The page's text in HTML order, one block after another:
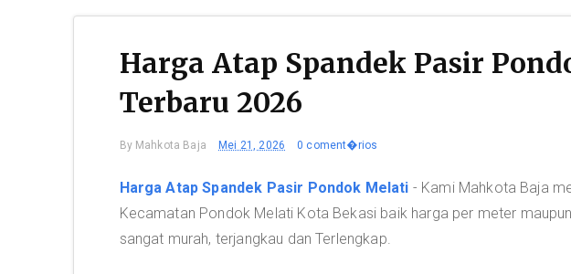
Harga Atap Spandek Pasir
Terbaru 2026
By Mahkota Baja Mei 21, 2026 0 coment�rios
Harga Atap Spandek Pasir Pondok Melati - Kami Mahkota Baja
Kecamatan Pondok Melati Kota Bekasi baik harga per meter
sangat murah, terjangkau dan Terlengkap.